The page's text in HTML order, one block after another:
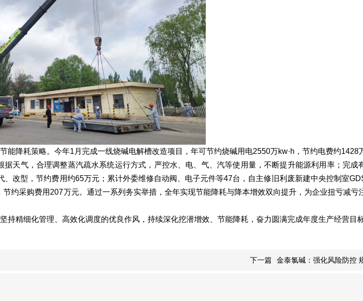
降耗策略。今年1月完成一线烧碱电解槽改造项目，年可节约烧碱用电2550万kw·h，节约电费约1428
天气，合理调整蒸汽疏水系统运行方式，严控水、电、气、汽等使用量，不断提升能源利用率；完成
改型，节约费用约65万元；累计外委维修自动阀、电子元件等47台，自主修旧利废新建中央控制室
约采购费用207万元。通过一系列务实举措，全年实现节能降耗与降本增效双向提升，为企业扭亏减亏
持精细化管理、高效化调度的优良作风，持续深化挖潜增效、节能降耗，奋力圆满完成年度生产经营目
下一篇 金泰氯碱：强化风险防控